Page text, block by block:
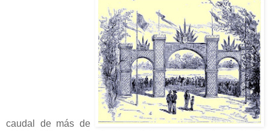
caudal de más de